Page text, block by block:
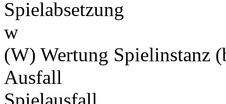
Spielabsetzung
w
(W) Wertung Spielinstanz
Ausfall
Spielausfall